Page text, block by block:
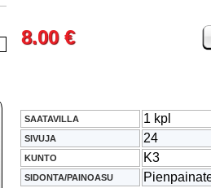
8.00 €
SAATAVILLA 1 kpl
SIVUJA 24
KUNTO K3
SIDONTA/PAINOASU